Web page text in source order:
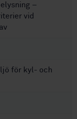
–
vid
för kyl- och